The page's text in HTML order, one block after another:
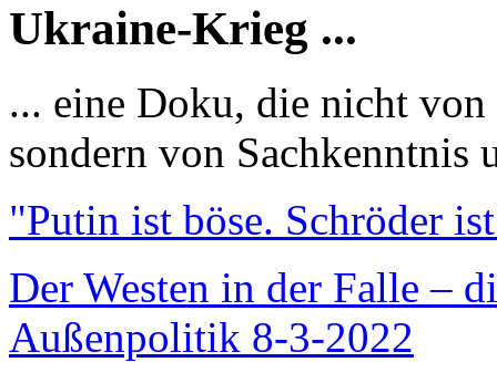
Ukraine-Krieg ...
... eine Doku, die nicht
sondern von Sachkenntnis
"Putin ist böse. Schröder
Der Westen in der Falle –
Außenpolitik 8-3-2022